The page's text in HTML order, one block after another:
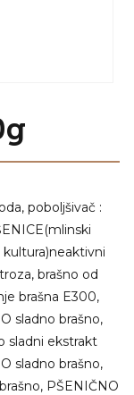
poboljšivač :
brašno od
brašna E300,
sladno brašno,
sladni ekstrakt
sladno brašno,
PŠENIČNO